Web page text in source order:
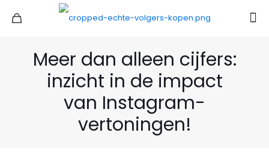
Meer dan alleen cijfers:
inzicht in de impact
van Instagram-
vertoningen!